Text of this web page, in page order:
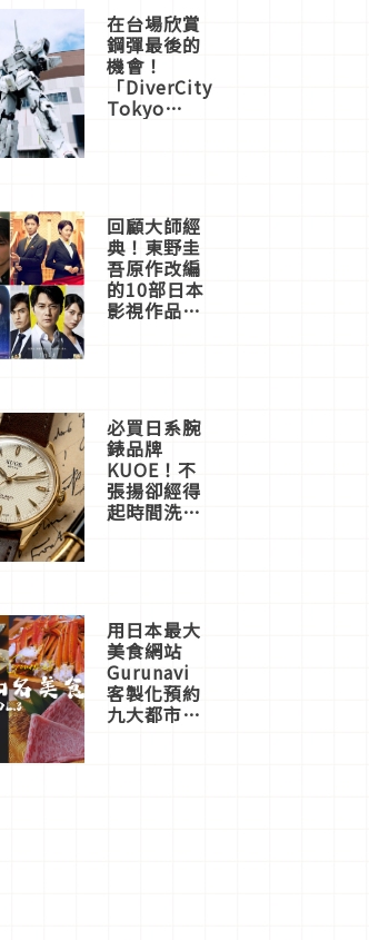
在台場欣賞
鋼彈最後的
機會！
「DiverCity
Tokyo
體驗
回顧大師經
典！東野圭
吾原作改編
的10部日本
影視作品推
必買日系腕
錶品牌
KUOE！不
張揚卻經得
起時間洗鍊
用日本最大
美食網站
Gurunavi
客製化預約
九大都市餐